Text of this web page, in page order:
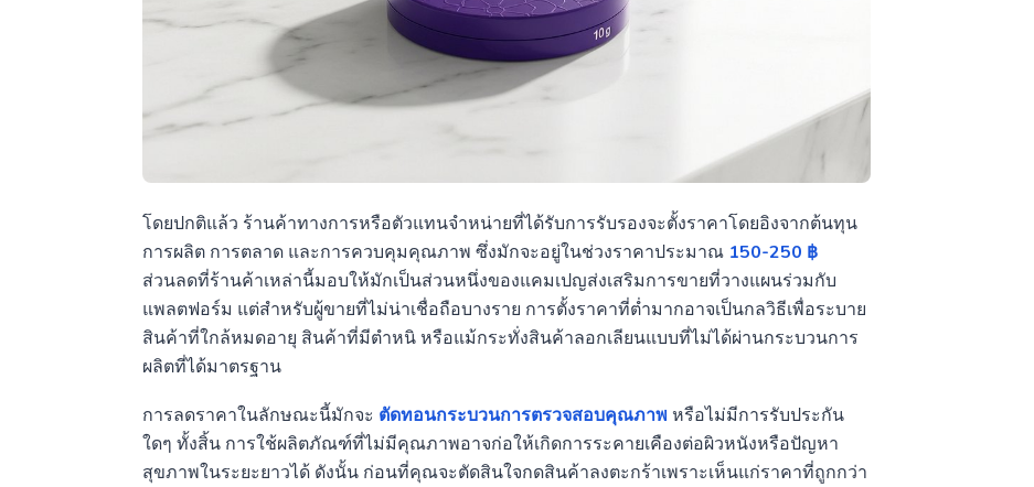
โดยปกติแล้ว ร้านค้าทางการหรือตัวแทนจำหน่ายที่ได้รับการรับรองจะตั้งราคาโดยอิงจากต้นทุน
การผลิต การตลาด และการควบคุมคุณภาพ ซึ่งมักจะอยู่ในช่วงราคาประมาณ 150-250 ฿
ส่วนลดที่ร้านค้าเหล่านี้มอบให้มักเป็นส่วนหนึ่งของแคมเปญส่งเสริมการขายที่วางแผนร่วมกับ
แพลตฟอร์ม แต่สำหรับผู้ขายที่ไม่น่าเชื่อถือบางราย การตั้งราคาที่ต่ำมากอาจเป็นกลวิธีเพื่อระบาย
สินค้าที่ใกล้หมดอายุ สินค้าที่มีตำหนิ หรือแม้กระทั่งสินค้าลอกเลียนแบบที่ไม่ได้ผ่านกระบวนการ
ผลิตที่ได้มาตรฐาน
การลดราคาในลักษณะนี้มักจะ ตัดทอนกระบวนการตรวจสอบคุณภาพ หรือไม่มีการรับประกัน
ใดๆ ทั้งสิ้น การใช้ผลิตภัณฑ์ที่ไม่มีคุณภาพอาจก่อให้เกิดการระคายเคืองต่อผิวหนังหรือปัญหา
สุขภาพในระยะยาวได้ ดังนั้น ก่อนที่คุณจะตัดสินใจกดสินค้าลงตะกร้าเพราะเห็นแก่ราคาที่ถูกกว่า